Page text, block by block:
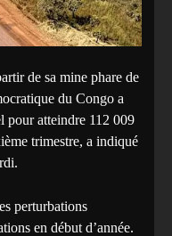
de sa mine phare de
du Congo a
pour atteindre 112 009
trimestre, a indiqué
perturbations
en début d’année.